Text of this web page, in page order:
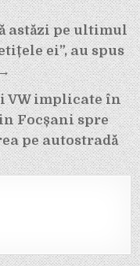
astăzi pe ultimul
ei”, au spus
VW implicate în
Focșani spre
pe autostradă